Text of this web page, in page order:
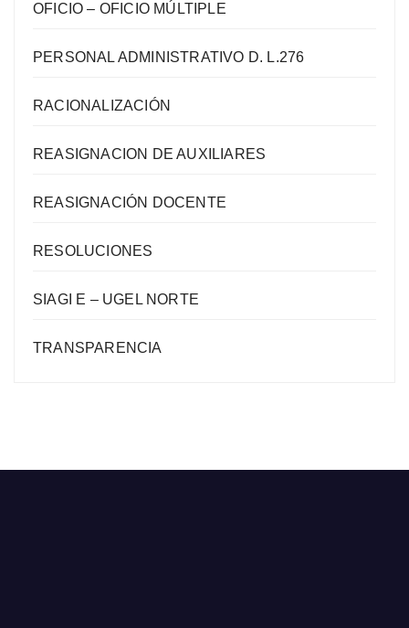
OFICIO – OFICIO MÚLTIPLE
PERSONAL ADMINISTRATIVO D. L.276
RACIONALIZACIÓN
REASIGNACION DE AUXILIARES
REASIGNACIÓN DOCENTE
RESOLUCIONES
SIAGI E – UGEL NORTE
TRANSPARENCIA